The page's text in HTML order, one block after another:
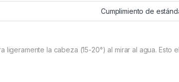
Cumplimiento de
ligeramente la cabeza (15-20°) al mirar al agua. Esto